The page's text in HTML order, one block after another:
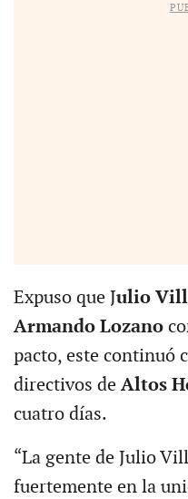
Expuso que Julio
Armando Lozano
pacto, este continuó
directivos de Altos
cuatro días.
“La gente de Julio
fuertemente en la